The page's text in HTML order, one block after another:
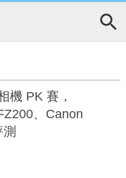
機 PK 賽，
、Canon